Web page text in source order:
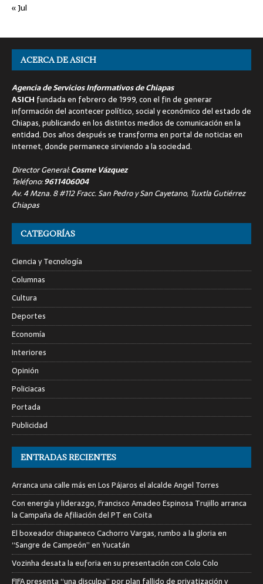
« Jul
ACERCA DE ASICH
Agencia de Servicios Informativos de Chiapas
ASICH fundada en febrero de 1999, con el fin de generar
información del acontecer político, social y económico del estado de
Chiapas, publicando en los distintos medios de comunicación en la
entidad. Dos años después se transforma en portal de noticias en
internet, donde permanece sirviendo a la sociedad.
Director General:Cosme Vázquez
Teléfono:9611406004
Av. 4 Mzna. 8 #112 Fracc. San Pedro y San Cayetano, Tuxtla Gutiérrez
Chiapas
CATEGORÍAS
Ciencia y Tecnología
Columnas
Cultura
Deportes
Economía
Interiores
Opinión
Policiacas
Portada
Publicidad
ENTRADAS RECIENTES
Arranca una calle más en Los Pájaros el alcalde Angel Torres
Con energía y liderazgo, Francisco Amadeo Espinosa Trujillo arranca
la Campaña de Afiliación del PT en Coita
El boxeador chiapaneco Cachorro Vargas, rumbo a la gloria en
“Sangre de Campeón” en Yucatán
Vozinha desata la euforia en su presentación con Colo Colo
FIFA presenta “una disculpa” por plan fallido de privatización y